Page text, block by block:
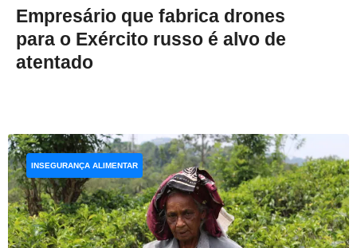
Empresário que fabrica drones
para o Exército russo é alvo de
atentado
INSEGURANÇA ALIMENTAR